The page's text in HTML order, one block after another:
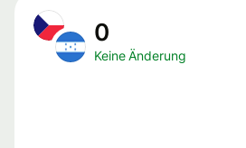
0
Keine Änderung